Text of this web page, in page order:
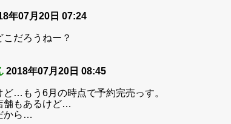
年07月20日 07:24
だろうねー？
2018年07月20日 08:45
ど…もう6月の時点で予約完売っす。
舗もあるけど…
から…